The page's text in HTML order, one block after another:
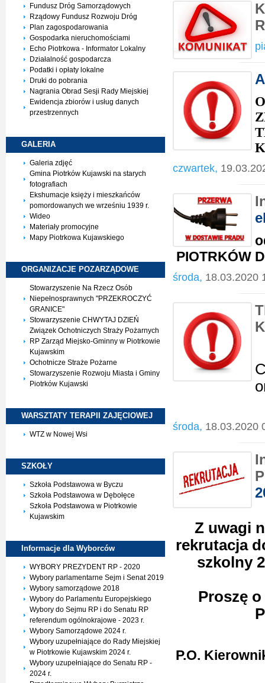
Fundusz Dróg Samorządowych
Rządowy Fundusz Rozwoju Dróg
Plan zagospodarowania
Gospodarka nieruchomościami
Echo Piotrkowa - Informator Lokalny
Działalność gospodarcza
Podatki i opłaty lokalne
Druki do pobrania
Nagrania Obrad Sesji Rady Miejskiej
Ewidencja zbiorów i usług danych
przestrzennych
GALERIA
Galeria zdjęć
Gmina Piotrków Kujawski na starych
fotografiach
Ekshumacje księży i mieszkańców
pomordowanych we wrześniu 1939 r.
Wideo
Materiały promocyjne
Mapy Piotrkowa Kujawskiego
ORGANIZACJE POZARZĄDOWE
Stowarzyszenie Na Rzecz Osób
Niepełnosprawnych "PRZEKROCZYĆ
GRANICE"
Stowarzyszenie CHWYTAJ DZIEŃ
Związek Ochotniczych Straży Pożarnych
RP Zarząd Miejsko-Gminny w Piotrkowie
Kujawskim
Ochotnicze Straże Pożarne
Stowarzyszenie Rozwoju Miasta i Gminy
Piotrków Kujawski
WARSZTATY TERAPII ZAJĘCIOWEJ
WTZ w Nowej Wsi
SZKOŁY
Szkoła Podstawowa w Byczu
Szkoła Podstawowa w Dębołęce
Szkoła Podstawowa w Piotrkowie
Kujawskim
Informacje dla Wyborców
WYBORY PREZYDENT RP - 2020
Wybory parlamentarne Sejm i Senat 2019
Wybory samorządowe 2018
Wybory do Parlamentu Europejskiego
Wybory do Sejmu RP i do Senatu RP
referendum ogólnokrajowe - 2023 r.
Wybory Samorządowe 2024 r.
Wybory uzupełniające do Rady Miejskiej
w Piotrkowie Kujawskim 2024 r.
Wybory uzupełniające do Senatu RP -
2024 r.
czwartek,
PIOTRKÓW
środa, 18.03.2020
środa, 18.03.2020
Z uwagi
rekrutacja
szkolny
Proszę
P.O.